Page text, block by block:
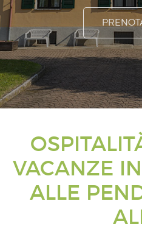
VACANZE
ALLE